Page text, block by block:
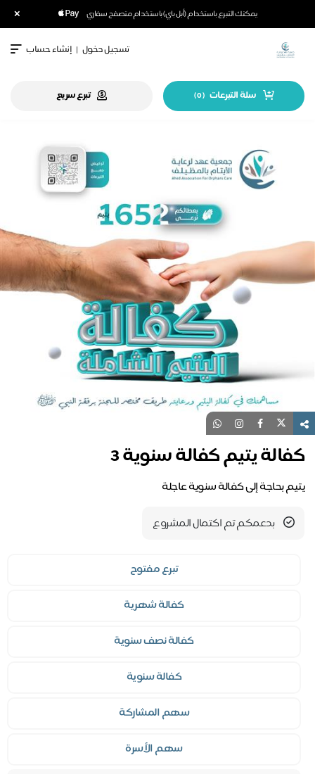
يمكنك التبرع باستخدام (أبل باي) باستخدام متصفح سفاري ×
تسجيل دخول | إنشاء حساب
سلة التبرعات (
0
) تبرع سريع
كفالة يتيم كفالة سنوية 3
يتيم بحاجة إلى كفالة سنوية عاجلة
بدعمكم تم اكتمال المشروع
تبرع مفتوح
كفالة شهرية
كفالة نصف سنوية
كفالة سنوية
سهم المشاركة
سهم الأسرة